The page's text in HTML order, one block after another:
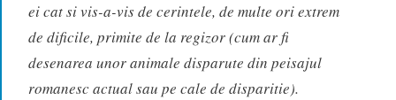
ei cat si vis-a-vis de cerintele, de multe ori extrem
de dificile, primite de la regizor (cum ar fi
desenarea unor animale disparute din peisajul
romanesc actual sau pe cale de disparitie).